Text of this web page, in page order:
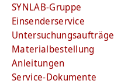
SYNLAB-Gruppe
Einsenderservice
Untersuchungsaufträge
Materialbestellung
Anleitungen
Service-Dokumente